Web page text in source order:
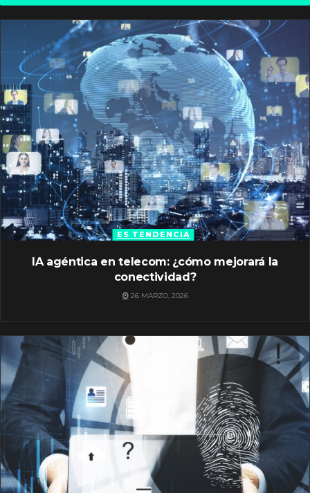
ES TENDENCIA
IA agéntica en telecom: ¿cómo mejorará la
conectividad?
26 MARZO, 2026